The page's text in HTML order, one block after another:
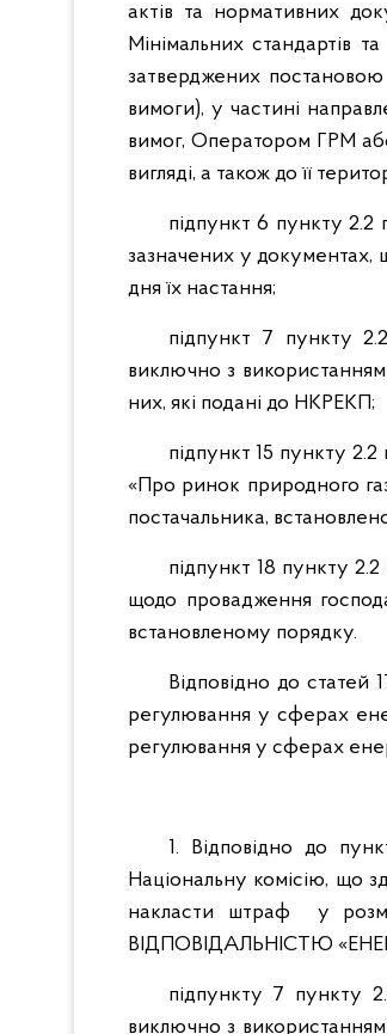
актів та нормативних
Мінімальних стандартів
затверджених
вимоги), у частині
вимог, Оператором ГРМ
вигляді, а також до її
підпункт 6 пункту 2.2
зазначених у документах,
дня їх настання;
підпункт 7 пункту
виключно з використанням
них, які подані до НКРЕКП;
підпункт 15 пункту
«Про ринок природного
постачальника,
підпункт 18 пункту
щодо провадження
встановленому порядку.
Відповідно до
регулювання у сферах
регулювання у сферах
1. Відповідно до
Національну комісію, що
накласти штраф у
ВІДПОВІДАЛЬНІСТЮ
підпункту 7 пункту
виключно з використанням